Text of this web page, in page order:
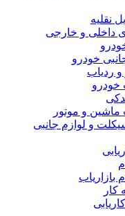
نقلیه
داخلی و خارجی
خودرو
و ردیاب
خودرو
و موتور
و لوازم جانبی
بازاریاب
کار